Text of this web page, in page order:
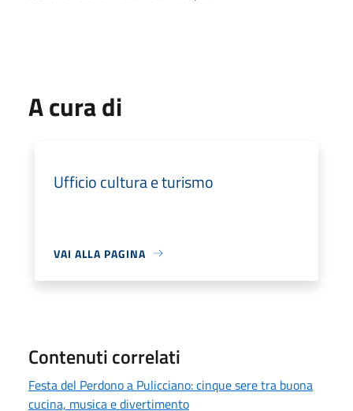
A cura di
Ufficio cultura e turismo
VAI ALLA PAGINA
Contenuti correlati
Festa del Perdono a Pulicciano: cinque sere tra buona
cucina, musica e divertimento